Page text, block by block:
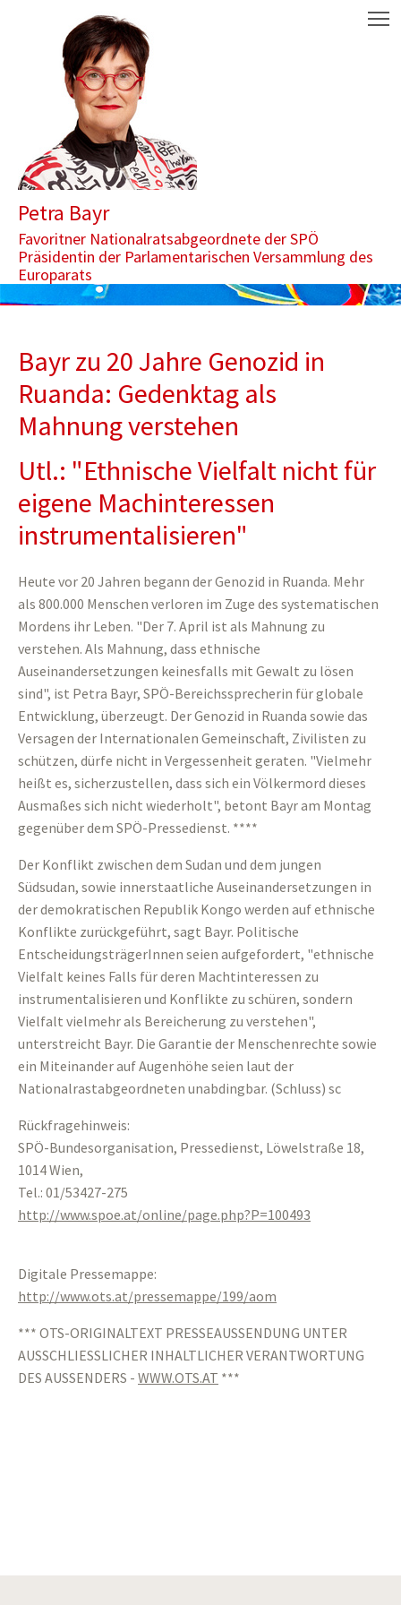
Aktuelle Seite: Bayr zu 20 Jahre Genozid in Ruanda: Gedenktag
Petra Bayr
Favoritner Nationalratsabgeordnete der SPÖ
Präsidentin der Parlamentarischen Versammlung des
Europarats
Bayr zu 20 Jahre Genozid in
Ruanda: Gedenktag als
Mahnung verstehen
Utl.: "Ethnische Vielfalt nicht für
eigene Machinteressen
instrumentalisieren"
Heute vor 20 Jahren begann der Genozid in Ruanda. Mehr
als 800.000 Menschen verloren im Zuge des systematischen
Mordens ihr Leben. "Der 7. April ist als Mahnung zu
verstehen. Als Mahnung, dass ethnische
Auseinandersetzungen keinesfalls mit Gewalt zu lösen
sind", ist Petra Bayr, SPÖ-Bereichssprecherin für globale
Entwicklung, überzeugt. Der Genozid in Ruanda sowie das
Versagen der Internationalen Gemeinschaft, Zivilisten zu
schützen, dürfe nicht in Vergessenheit geraten. "Vielmehr
heißt es, sicherzustellen, dass sich ein Völkermord dieses
Ausmaßes sich nicht wiederholt", betont Bayr am Montag
gegenüber dem SPÖ-Pressedienst. ****
Der Konflikt zwischen dem Sudan und dem jungen
Südsudan, sowie innerstaatliche Auseinandersetzungen in
der demokratischen Republik Kongo werden auf ethnische
Konflikte zurückgeführt, sagt Bayr. Politische
EntscheidungsträgerInnen seien aufgefordert, "ethnische
Vielfalt keines Falls für deren Machtinteressen zu
instrumentalisieren und Konflikte zu schüren, sondern
Vielfalt vielmehr als Bereicherung zu verstehen",
unterstreicht Bayr. Die Garantie der Menschenrechte sowie
ein Miteinander auf Augenhöhe seien laut der
Nationalrastabgeordneten unabdingbar. (Schluss) sc
Rückfragehinweis:
SPÖ-Bundesorganisation, Pressedienst, Löwelstraße 18,
1014 Wien,
Tel.: 01/53427-275
http://www.spoe.at/online/page.php?P=100493
Digitale Pressemappe:
http://www.ots.at/pressemappe/199/aom
*** OTS-ORIGINALTEXT PRESSEAUSSENDUNG UNTER
AUSSCHLIESSLICHER INHALTLICHER VERANTWORTUNG
DES AUSSENDERS - WWW.OTS.AT ***